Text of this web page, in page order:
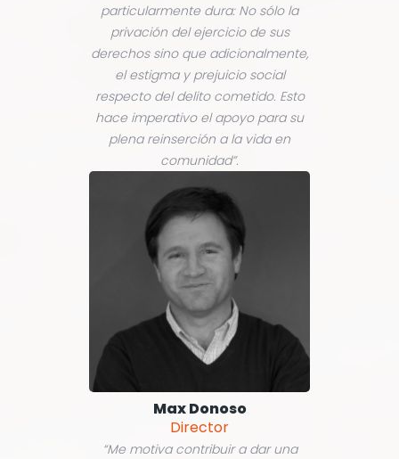
particularmente dura: No sólo la
privación del ejercicio de sus
derechos sino que adicionalmente,
el estigma y prejuicio social
respecto del delito cometido. Esto
hace imperativo el apoyo para su
plena reinserción a la vida en
comunidad”.
Max Donoso
Director
“Me motiva contribuir a dar una